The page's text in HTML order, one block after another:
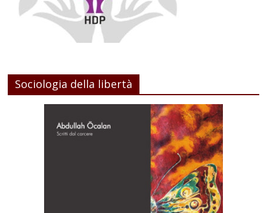
Sociologia della libertà